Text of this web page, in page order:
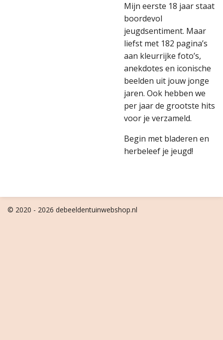
Mijn eerste 18 jaar staat
boordevol
jeugdsentiment. Maar
liefst met 182 pagina’s
aan kleurrijke foto’s,
anekdotes en iconische
beelden uit jouw jonge
jaren. Ook hebben we
per jaar de grootste hits
voor je verzameld.
Begin met bladeren en
herbeleef je jeugd!
© 2020 - 2026 debeeldentuinwebshop.nl